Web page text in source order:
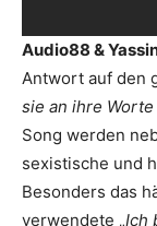
Audio88 &
Antwort auf den
sie an ihre
Song werden
sexistische und
Besonders das
verwendete „Ich